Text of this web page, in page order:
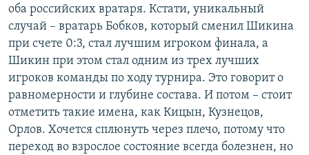
оба российских вратаря. Кстати, уникальный
случай – вратарь Бобков, который сменил Шикина
при счете 0:3, стал лучшим игроком финала, а
Шикин при этом стал одним из трех лучших
игроков команды по ходу турнира. Это говорит о
равномерности и глубине состава. И потом – стоит
отметить такие имена, как Кицын, Кузнецов,
Орлов. Хочется сплюнуть через плечо, потому что
переход во взрослое состояние всегда болезнен, но